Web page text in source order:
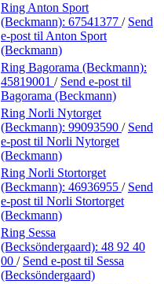
Ring Anton Sport
(Beckmann): 67541377 / Send
e-post til Anton Sport
(Beckmann)
Ring Bagorama (Beckmann):
45819001 / Send e-post til
Bagorama (Beckmann)
Ring Norli Nytorget
(Beckmann): 99093590 / Send
e-post til Norli Nytorget
(Beckmann)
Ring Norli Stortorget
(Beckmann): 46936955 / Send
e-post til Norli Stortorget
(Beckmann)
Ring Sessa
(Becksöndergaard): 48 92 40
00 / Send e-post til Sessa
(Becksöndergaard)